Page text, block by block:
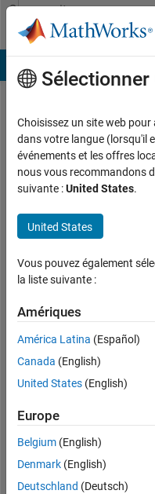
Passer au contenu
Community
Profile
Francis
Chabot
Last
plus
de 2
y a
Actif
depuis
2021
0
Following:
0
Follow
Choisissez un site web
dans votre langue (lorsqu'il
événements et les offres
nous vous recommandons
suivante :United States.
United States
Vous pouvez également
la liste suivante :
Amériques
América Latina (Español)
Canada (English)
United States (English)
Europe
Belgium (English)
Denmark (English)
Deutschland (Deutsch)